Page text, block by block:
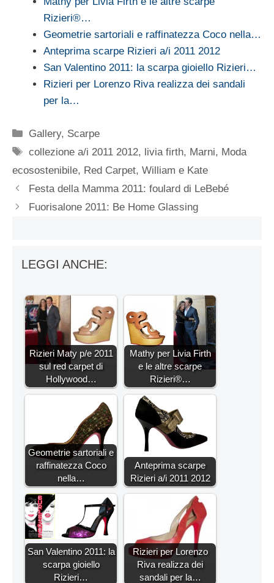
Rizieri®…
Geometrie sartoriali e raffinatezza Coco nella…
Anteprima scarpe Rizieri a/i 2011 2012
San Valentino 2011: la scarpa gioiello Rizieri…
Rizieri per Lorenzo Riva realizza dei sandali
per la…
Categorie
Gallery, Scarpe
Tag
collezione a/i 2011 2012, livia firth, Marni, Moda
ecosostenibile, Red Carpet, William e Kate
Festa della Mamma 2011: foulard di LeBebé
Fuorisalone 2011: Be Home Glassing
LEGGI ANCHE:
Rizieri Maty p/e 2011
sul red carpet di
Hollywood…
Mathy per Livia Firth
e le altre scarpe
Rizieri®…
Geometrie sartoriali e
raffinatezza Coco
nella…
Anteprima scarpe
Rizieri a/i 2011 2012
San Valentino 2011: la
scarpa gioiello
Rizieri…
Rizieri per Lorenzo
Riva realizza dei
sandali per la…